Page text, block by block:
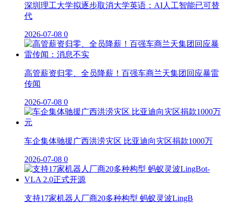
深圳理工大学拟逐步取消大学英语：AI人工智能已可替
代
2026-07-08 0
高管薪资归零、全员降薪！百强车商兰天集团回应暴雷
传闻
2026-07-08 0
车企集体驰援广西洪涝灾区 比亚迪向灾区捐款1000万
2026-07-08 0
支持17家机器人厂商20多种构型 蚂蚁灵波LingB